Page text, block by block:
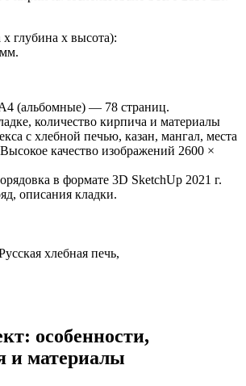
глубина x высота):
(альбомные) — 78 страниц.
количество кирпича и материалы
с хлебной печью, казан, мангал, места
качество изображений 2600 ×
в формате 3D SketchUp 2021 г.
описания кладки.
хлебная печь,
особенности,
и материалы